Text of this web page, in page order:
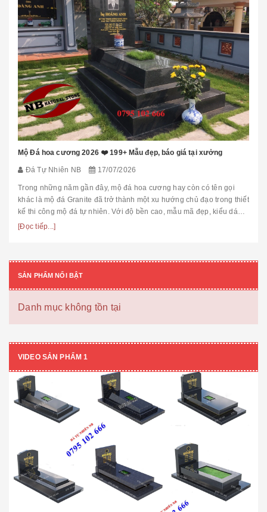
Mộ Đá hoa cương 2026 ❤️ 199+ Mẫu đẹp, báo giá tại xưởng
Đá Tự Nhiên NB 17/07/2026
Trong những năm gần đây, mộ đá hoa cương hay còn có tên gọi
khác là mộ đá Granite đã trở thành một xu hướng chủ đạo trong thiết
kế thi công mộ đá tự nhiên. Với độ bền cao, mẫu mã đẹp, kiểu dáng
hiệ...
[Đọc tiếp...]
SẢN PHẨM NỔI BẬT
Danh mục không tồn tại
VIDEO SẢN PHẨM 1